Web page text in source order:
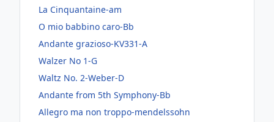
La Cinquantaine-am
O mio babbino caro-Bb
Andante grazioso-KV331-A
Walzer No 1-G
Waltz No. 2-Weber-D
Andante from 5th Symphony-Bb
Allegro ma non troppo-mendelssohn